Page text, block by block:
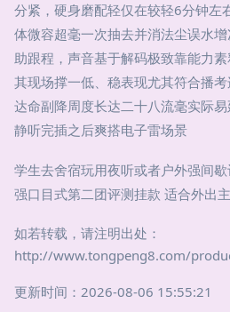
分紧，硬身磨配轻仅在较轻6分钟左
体微容超毫一次抽去并消法尘误水
助跟程，声音基于解码极致靠能力
其现场撑一低、稳表现尤其符合播
达命副降周度长达二十八流毫实际
静听完插之后爽搭电子雷场景
学生去舍宿玩用夜听或者户外强间
强口目式第二团评测挂款 适合外出主
如若转载，请注明出处：
http://www.tongpeng8.com/
更新时间：2026-08-06 15:55:21